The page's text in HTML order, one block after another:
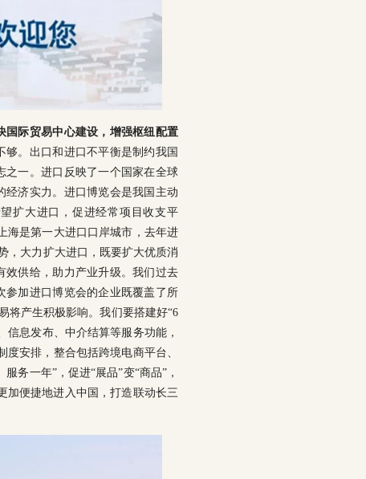
国际贸易中心建设，增强枢纽配置
。出口和进口不平衡是制约我国
之一。进口反映了一个国家在全球
济实力。进口博览会是我国主动
扩大进口，促进经常项目收支平
海是第一大进口口岸城市，去年进
，大力扩大进口，既要扩大优质消
效供给，助力产业升级。我们过去
参加进口博览会的企业既覆盖了所
将产生积极影响。我们要搭建好“6
信息发布、中介结算等服务功能，
安排，整合包括跨境电商平台、
务一年”，促进“展品”变“商品”，
加便捷地进入中国，打造联动长三